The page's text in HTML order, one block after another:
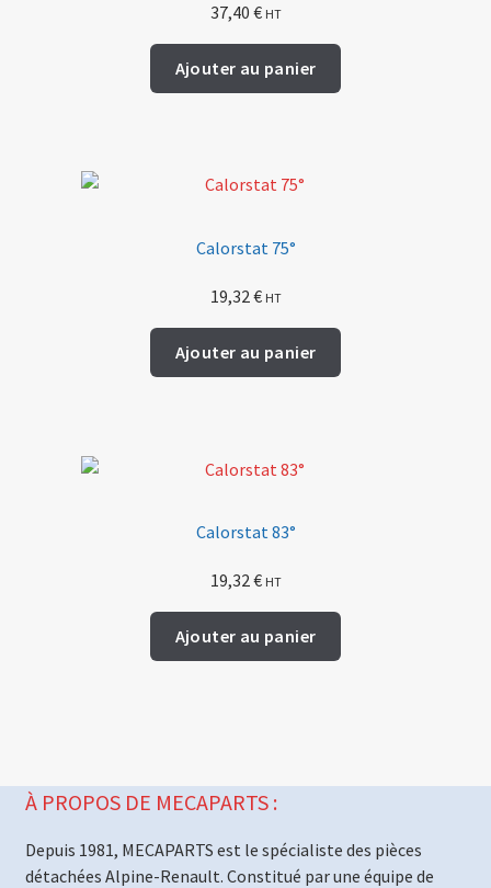
37,40 € HT
Ajouter au panier
Calorstat 75°
19,32€ HT
Ajouter au panier
Calorstat 83°
19,32€ HT
Ajouter au panier
À PROPOS DE MECAPARTS :
Depuis 1981, MECAPARTS est le spécialiste des pièces
détachées Alpine-Renault. Constitué par une équipe de